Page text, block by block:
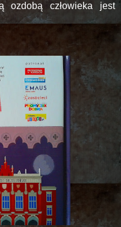
ozdobą człowieka jest